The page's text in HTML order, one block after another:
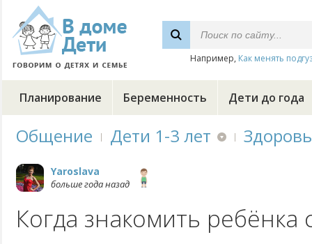
Например, Как менять
Планирование Беременность Дети до года
Общение Дети 1-3 лет
Yaroslava
больше года назад
Когда знакомить ребёнка